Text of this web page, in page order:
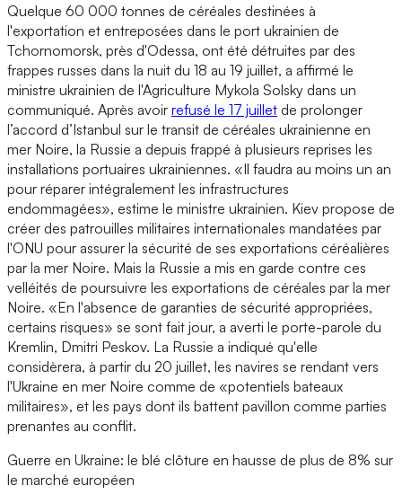
Quelque 60 000 tonnes de céréales destinées à
l'exportation et entreposées dans le port ukrainien de
Tchornomorsk, près d'Odessa, ont été détruites par des
frappes russes dans la nuit du 18 au 19 juillet, a affirmé le
ministre ukrainien de l'Agriculture Mykola Solsky dans un
communiqué. Après avoir refusé le 17 juillet de prolonger
l’accord d’Istanbul sur le transit de céréales ukrainienne en
mer Noire, la Russie a depuis frappé à plusieurs reprises les
installations portuaires ukrainiennes. «Il faudra au moins un an
pour réparer intégralement les infrastructures
endommagées», estime le ministre ukrainien. Kiev propose de
créer des patrouilles militaires internationales mandatées par
l'ONU pour assurer la sécurité de ses exportations céréalières
par la mer Noire. Mais la Russie a mis en garde contre ces
velléités de poursuivre les exportations de céréales par la mer
Noire. «En l'absence de garanties de sécurité appropriées,
certains risques» se sont fait jour, a averti le porte-parole du
Kremlin, Dmitri Peskov. La Russie a indiqué qu'elle
considèrera, à partir du 20 juillet, les navires se rendant vers
l'Ukraine en mer Noire comme de «potentiels bateaux
militaires», et les pays dont ils battent pavillon comme parties
prenantes au conflit.
Guerre en Ukraine: le blé clôture en hausse de plus de 8% sur
le marché européen